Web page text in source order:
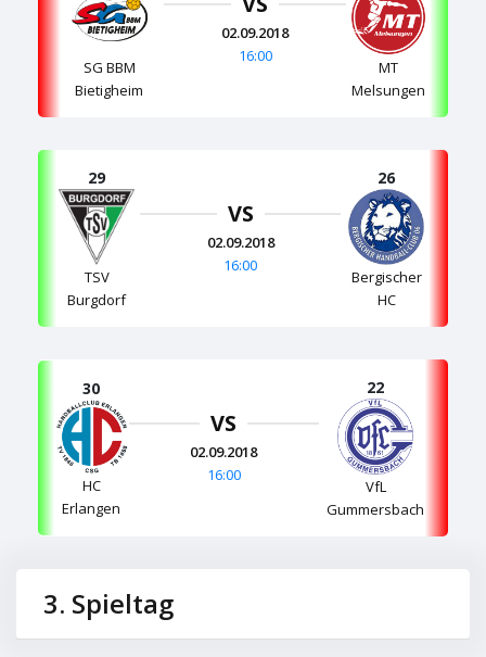
SG BBM
Bietigheim
02.09.2018
16:00
MT
Melsungen
29
TSV
Burgdorf
VS
02.09.2018
16:00
26
Bergischer
HC
30
HC
Erlangen
VS
02.09.2018
16:00
22
VfL
Gummersbach
3. Spieltag